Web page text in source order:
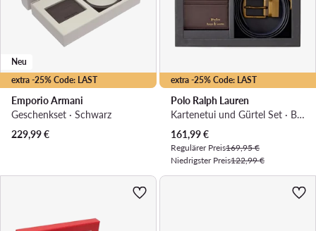
extra -25% Code: LAST
Neu
Emporio Armani
Geschenkset · Schwarz
229,99€
extra -25% Code: LAST
Polo Ralph Lauren
Kartenetui und Gürtel Set · Braun
Aktueller Preis
161,99€
Regulärer Preis169,95 €
Niedrigster Preis122,99 €